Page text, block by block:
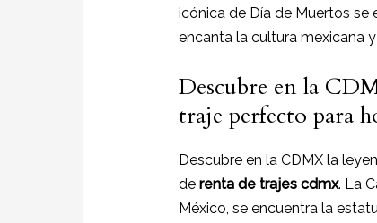
icónica de Día de Muertos
encanta la cultura mexicana
Descubre en la
traje perfecto para
Descubre en la CDMX la
de renta de trajes cdmx. La
México, se encuentra la